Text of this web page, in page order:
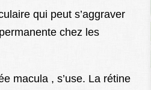
qui peut s’aggraver
chez les
macula , s’use. La rétine